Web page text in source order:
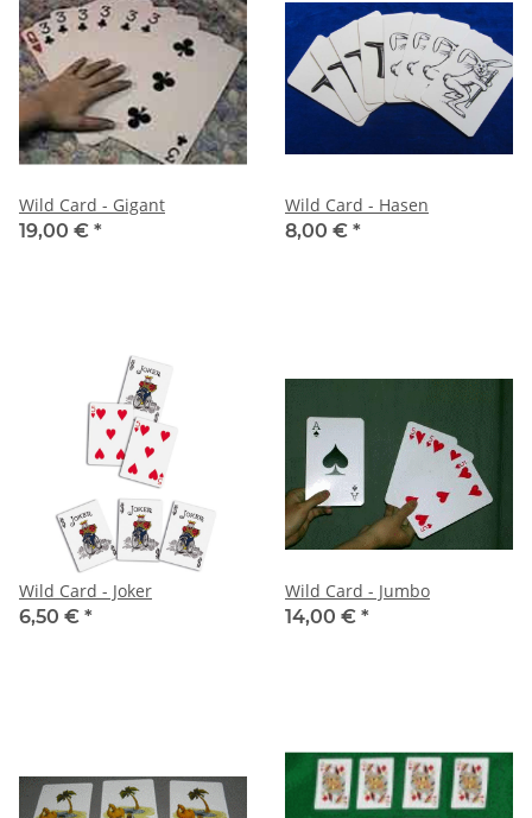
Wild Card - Gigant
19,00 € *
Wild Card - Hasen
8,00 € *
Wild Card - Joker
6,50 € *
Wild Card - Jumbo
14,00 € *